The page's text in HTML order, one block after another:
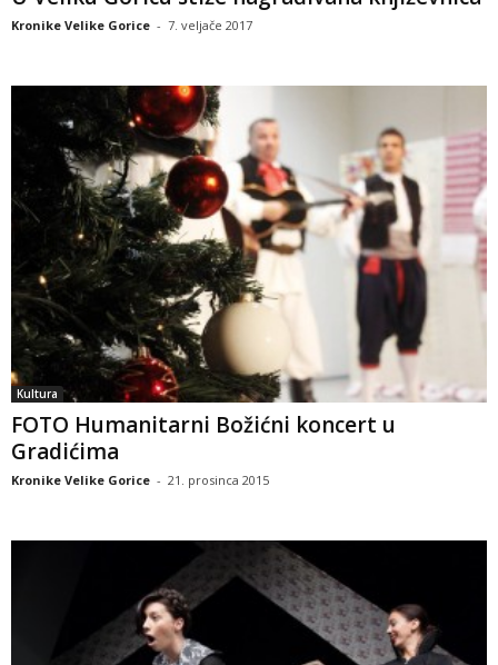
Kronike Velike Gorice - 7. veljače 2017
Kultura
FOTO Humanitarni Božićni koncert u
Gradićima
Kronike Velike Gorice - 21. prosinca 2015